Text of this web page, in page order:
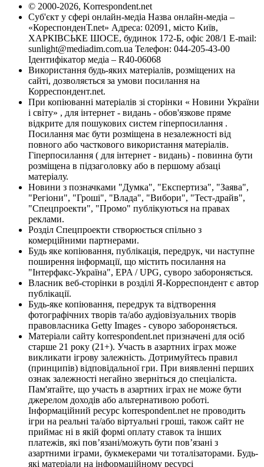
© 2000-2026, Korrespondent.net
Суб'єкт у сфері онлайн-медіа Назва онлайн-медіа –
«КореспонденТ.net» Адреса: 02091, місто Київ,
ХАРКІВСЬКЕ ШОСЕ, будинок 172-Б, офіс 208/1 E-mail:
sunlight@mediadim.com.ua Телефон: 044-205-43-00
Ідентифікатор медіа – R40-06068
Використання будь-яких матеріалів, розміщених на
сайті, дозволяється за умови посилання на
Корреспондент.net.
При копіюванні матеріалів зі сторінки « Новини України
і світу» , для інтернет - видань - обов'язкове пряме
відкрите для пошукових систем гіперпосилання .
Посилання має бути розміщена в незалежності від
повного або часткового використання матеріалів.
Гіперпосилання ( для інтернет - видань) - повинна бути
розміщена в підзаголовку або в першому абзаці
матеріалу.
Новини з позначками "Думка", "Експертиза", "Заява",
"Регіони", "Гроші", "Влада", "Вибори", "Тест-драйв",
"Спецпроекти", "Промо" публікуються на правах
реклами.
Розділ Спецпроекти створюється спільно з
комерційними партнерами.
Будь яке копіювання, публікація, передрук, чи наступне
поширення інформації, що містить посилання на
"Інтерфакс-Україна", EPA / UPG, суворо забороняється.
Власник веб-сторінки в розділі Я-Корреспондент є автор
публікації.
Будь-яке копіювання, передрук та відтворення
фотографічних творів та/або аудіовізуальних творів
правовласника Getty Images - суворо забороняється.
Матеріали сайту korrespondent.net призначені для осіб
старше 21 року (21+). Участь в азартних іграх може
викликати ігрову залежність. Дотримуйтесь правил
(принципів) відповідальної гри. При виявленні перших
ознак залежності негайно зверніться до спеціаліста.
Пам'ятайте, що участь в азартних іграх не може бути
джерелом доходів або альтернативою роботі.
Інформаційний ресурс korrespondent.net не проводить
ігри на реальні та/або віртуальні гроші, також сайт не
приймає ні в якій формі оплату ставок та інших
платежів, які пов’язані/можуть бути пов’язані з
азартними іграми, букмекерами чи тоталізаторами. Будь-
які матеріали на інформаційному ресурсі